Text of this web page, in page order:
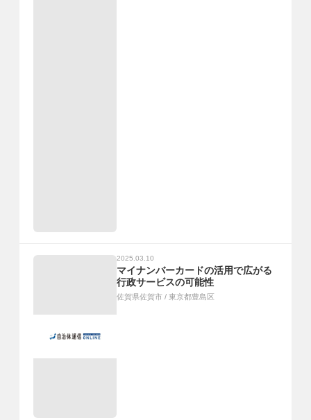
2025.03.10
マイナンバーカードの活用で広がる
行政サービスの可能性
佐賀県佐賀市 / 東京都豊島区